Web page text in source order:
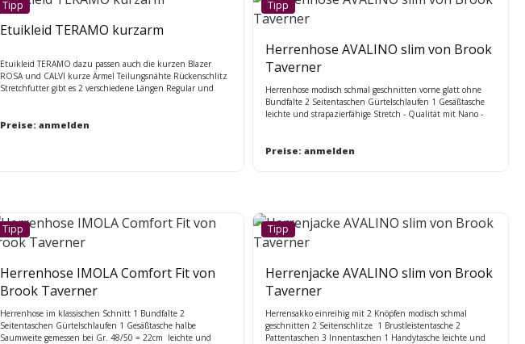
Tipp
Etuikleid TERAMO kurzarm
Etuikleid TERAMO dazu passen auch die kurzen Blazer
ROSA und CALVI kurze Ärmel Teilungsnähte Rückenschlitz
Stretchfutter gibt es 2 verschiedene Längen Regular und
Preise: anmelden
Tipp
Herrenhose AVALINO slim von Brook
Taverner
Herrenhose modisch schmal geschnitten vorne glatt ohne
Bundfalte 2 Seitentaschen Gürtelschlaufen 1 Gesäßtasche
leichte und strapazierfähige Stretch - Qualität mit Nano -
Preise: anmelden
Tipp
Herrenhose IMOLA Comfort Fit von
Brook Taverner
Herrenhose im klassischen Schnitt 1 Bundfalte 2
Seitentaschen Gürtelschlaufen 1 Gesäßtasche halbe
Saumweite gemessen bei Gr. 48/50 = 22cm leichte und
Tipp
Herrenjacke AVALINO slim von Brook
Taverner
Herrensakko einreihig mit 2 Knöpfen modisch schmal
geschnitten 2 Seitenschlitze 1 Brustleistentasche 2
Pattentaschen 3 Innentaschen 1 Handytasche leichte und